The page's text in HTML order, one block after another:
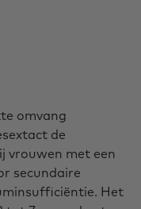
omvang
de
vrouwen met een
secundaire
Het